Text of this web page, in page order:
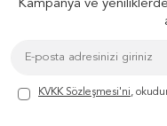
Kampanya ve
KVKK Sözleşmesi'ni,